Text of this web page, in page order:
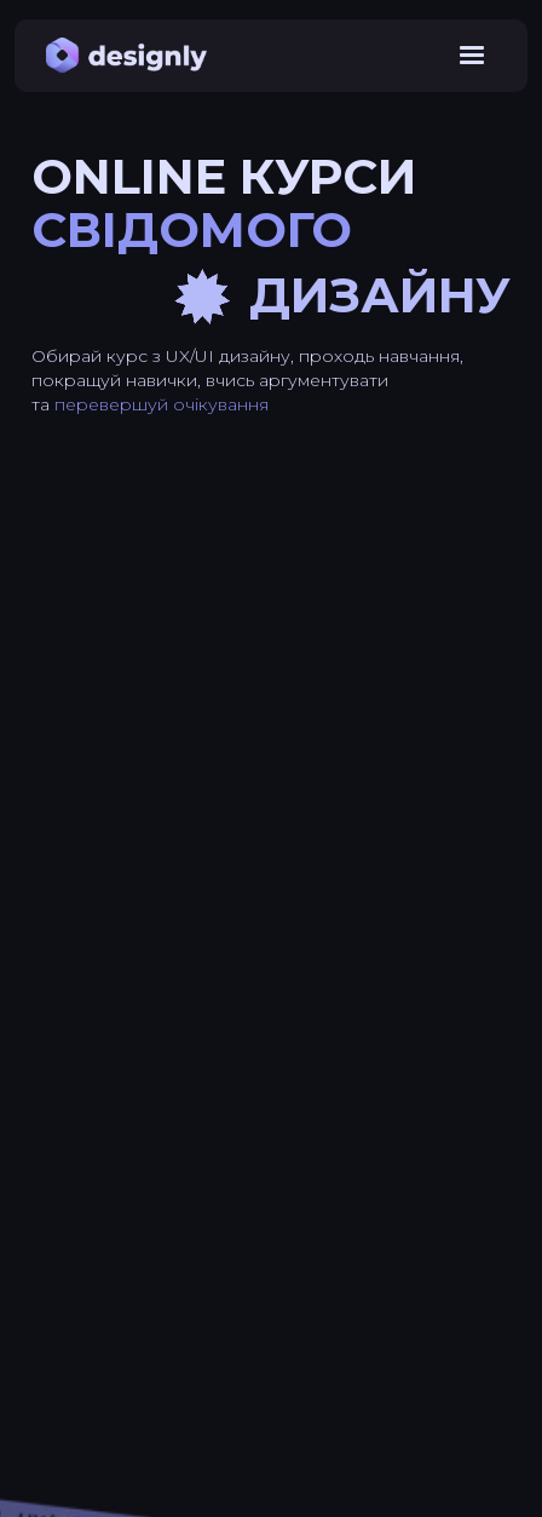
ONLINE КУРСИ
СВІДОМОГО
ДИЗАЙНУ
Обирай курс з UX/UI дизайну, проходь навчання,
покращуй навички, вчись аргументувати
та перевершуй очікування